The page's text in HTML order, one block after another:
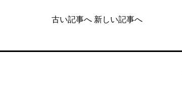
古い記事へ 新しい記事へ